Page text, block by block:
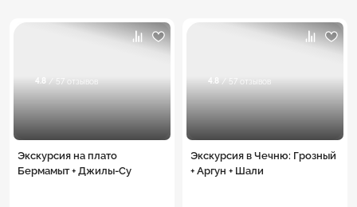
4.8 / 57 отзывов
Экскурсия на плато
Бермамыт + Джилы-Су
4.8 / 57 отзывов
Экскурсия в Чечню: Грозный
+ Аргун + Шали